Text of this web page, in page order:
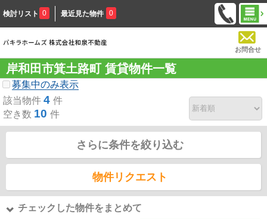
検討リスト 0 最近見た物件 0
お問合せ
岸和田市箕土路町 賃貸物件一覧
募集中のみ表示
該当物件 4 件
空き数 10 件
さらに条件を絞り込む
物件リクエスト
チェックした物件をまとめて